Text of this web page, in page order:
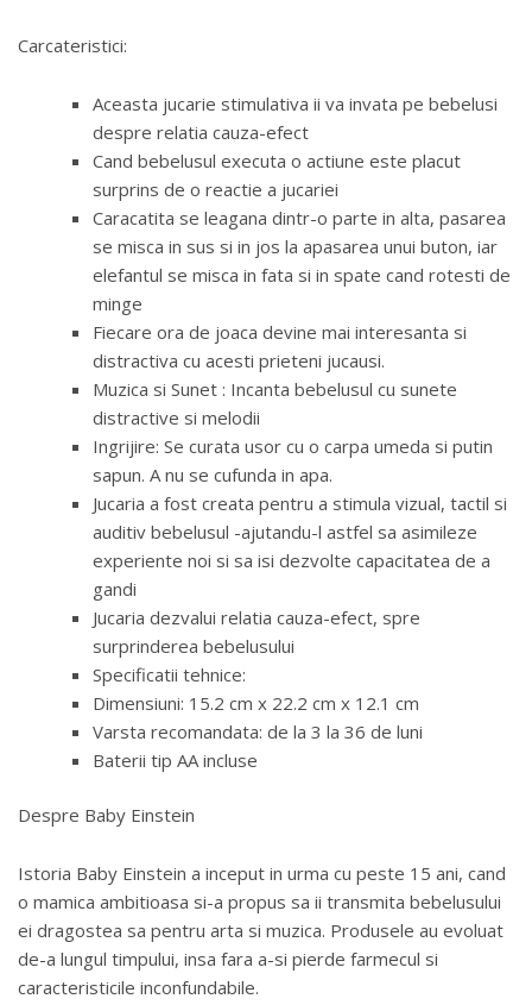
Carcateristici:
Aceasta jucarie stimulativa ii va invata pe bebelusi
despre relatia cauza-efect
Cand bebelusul executa o actiune este placut
surprins de o reactie a jucariei
Caracatita se leagana dintr-o parte in alta, pasarea
se misca in sus si in jos la apasarea unui buton, iar
elefantul se misca in fata si in spate cand rotesti de
minge
Fiecare ora de joaca devine mai interesanta si
distractiva cu acesti prieteni jucausi.
Muzica si Sunet : Incanta bebelusul cu sunete
distractive si melodii
Ingrijire: Se curata usor cu o carpa umeda si putin
sapun. A nu se cufunda in apa.
Jucaria a fost creata pentru a stimula vizual, tactil si
auditiv bebelusul -ajutandu-l astfel sa asimileze
experiente noi si sa isi dezvolte capacitatea de a
gandi
Jucaria dezvalui relatia cauza-efect, spre
surprinderea bebelusului
Specificatii tehnice:
Dimensiuni: 15.2 cm x 22.2 cm x 12.1 cm
Varsta recomandata: de la 3 la 36 de luni
Baterii tip AA incluse
Despre Baby Einstein
Istoria Baby Einstein a inceput in urma cu peste 15 ani, cand
o mamica ambitioasa si-a propus sa ii transmita bebelusului
ei dragostea sa pentru arta si muzica. Produsele au evoluat
de-a lungul timpului, insa fara a-si pierde farmecul si
caracteristicile inconfundabile.